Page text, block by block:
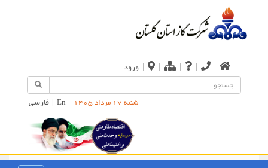
|
|
| ورود
En فارسی